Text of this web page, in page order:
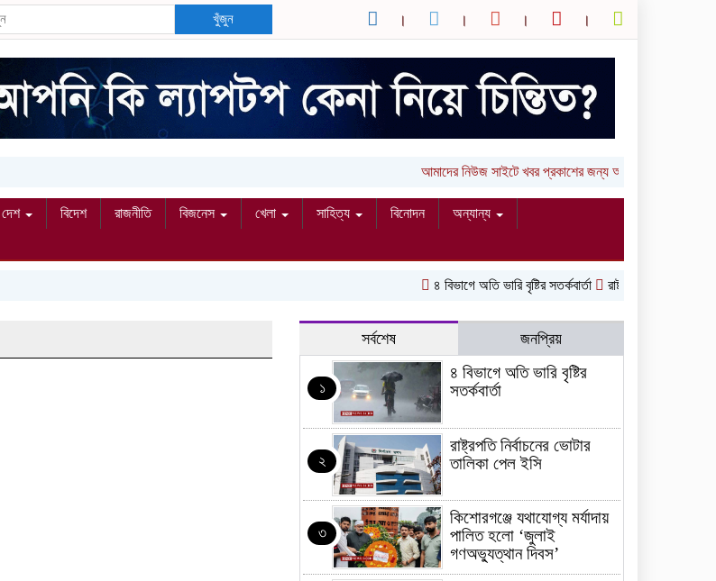
খুঁজুন
আমাদের নিউজ সাইটে খবর প্রকাশের জন্য আপনার লিখা (তথ্য,
দেশ বিদেশ রাজনীতি বিজনেস খেলা সাহিত্য বিনোদন
অন্যান্য
৪ বিভাগে অতি ভারি বৃষ্টির সতর্কবার্তা রাষ্ট্রপতি নির্বাচনের ভোটার
সর্বশেষ জনপ্রিয়
১
৪ বিভাগে অতি ভারি বৃষ্টির
সতর্কবার্তা
২
রাষ্ট্রপতি নির্বাচনের ভোটার
তালিকা পেল ইসি
৩
কিশোরগঞ্জে যথাযোগ্য মর্যাদায়
পালিত হলো ‘জুলাই
গণঅভ্যুত্থান দিবস’